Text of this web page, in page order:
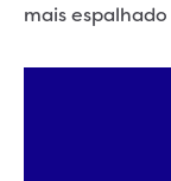
mais